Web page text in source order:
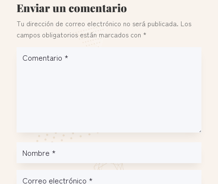
Enviar un comentario
Tu dirección de correo electrónico no será publicada. Los
campos obligatorios están marcados con *